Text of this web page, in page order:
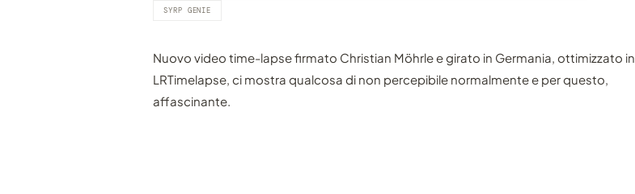
SYRP GENIE
Nuovo video time-lapse firmato Christian Möhrle e girato in Germania, ottimizzato in
LRTimelapse, ci mostra qualcosa di non percepibile normalmente e per questo,
affascinante.